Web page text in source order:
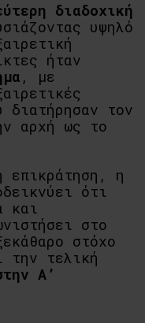
διαδοχική
υψηλό
ήταν
, με
διατήρησαν τον
αρχή ως το
επικράτηση, η
ότι
και
στο
στόχο
την τελική
Α’